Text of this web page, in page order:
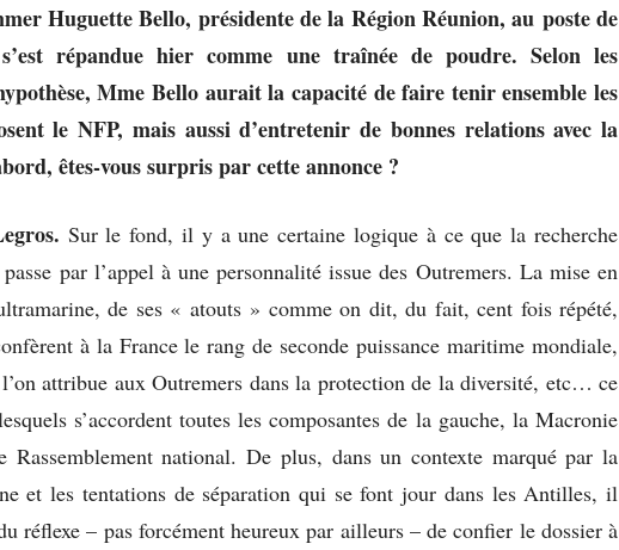
Huguette Bello, présidente de la Région Réunion, au poste de
répandue hier comme une traînée de poudre. Selon les
Mme Bello aurait la capacité de faire tenir ensemble les
le NFP, mais aussi d’entretenir de bonnes relations avec la
êtes-vous surpris par cette annonce ?
Sur le fond, il y a une certaine logique à ce que la recherche
passe par l’appel à une personnalité issue des Outremers. La mise en
de ses « atouts » comme on dit, du fait, cent fois répété,
à la France le rang de seconde puissance maritime mondiale,
attribue aux Outremers dans la protection de la diversité, etc… ce
s’accordent toutes les composantes de la gauche, la Macronie
Rassemblement national. De plus, dans un contexte marqué par la
et les tentations de séparation qui se font jour dans les Antilles, il
réflexe – pas forcément heureux par ailleurs – de confier le dossier à